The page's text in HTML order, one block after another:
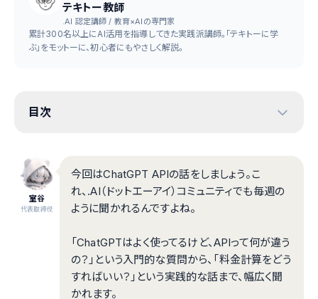
テキトー教師
.AI 認定講師 / 教育×AIの専門家
累計300名以上にAI活用を指導してきた実践派講師。「テキトーに学
ぶ」をモットーに、初心者にもやさしく解説。
目次
室谷
代表取締役
今回はChatGPT APIの話をしましょう。こ
れ、.AI（ドットエーアイ）コミュニティでも毎週の
ように聞かれるんですよね。
「ChatGPTはよく使ってるけど、APIって何が違う
の？」という入門的な質問から、「料金計算をどう
すればいい？」という実践的な話まで、幅広く聞
かれます。